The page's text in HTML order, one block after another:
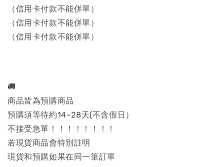
（信用卡付款不能併單）
（信用卡付款不能併單）
（信用卡付款不能併單）
🚚
商品皆為預購商品
預購須等待約14~28天(不含假日）
不接受急單！！！！！！！！
若現貨商品會特別註明
現貨和預購如果在同一筆訂單